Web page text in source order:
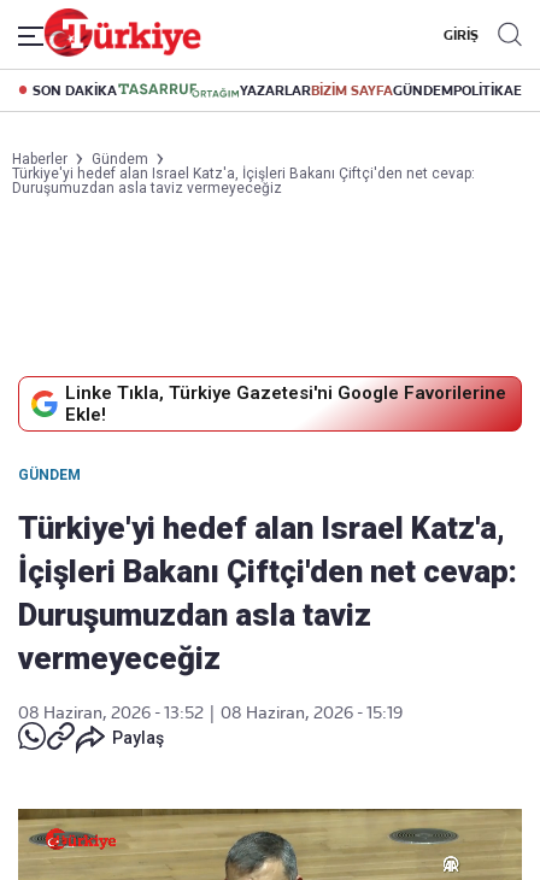
GİRİŞ
SON DAKİKA YAZARLARBİZİM SAYFAGÜNDEMPOLİTİKA
Haberler
Gündem
Türkiye'yi hedef alan Israel Katz'a, İçişleri Bakanı Çiftçi'den net cevap:
Duruşumuzdan asla taviz vermeyeceğiz
Linke Tıkla, Türkiye Gazetesi'ni Google Favorilerine
Ekle!
GÜNDEM
Türkiye'yi hedef alan Israel Katz'a,
İçişleri Bakanı Çiftçi'den net cevap:
Duruşumuzdan asla taviz
vermeyeceğiz
08 Haziran, 2026 - 13:52
08 Haziran, 2026 - 15:19
Paylaş